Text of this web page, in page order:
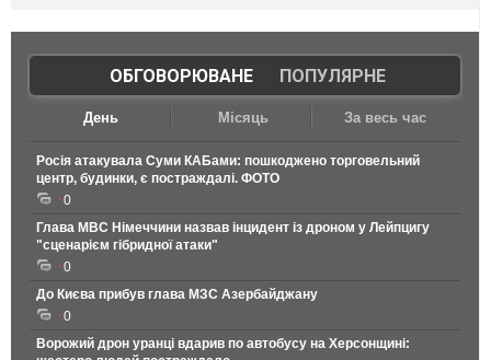
ОБГОВОРЮВАНЕ| ПОПУЛЯРНЕ
День Місяць За весь час
Росія атакувала Суми КАБами: пошкоджено торговельний
центр, будинки, є постраждалі. ФОТО
0
Глава МВС Німеччини назвав інцидент із дроном у Лейпцигу
"сценарієм гібридної атаки"
0
До Києва прибув глава МЗС Азербайджану
0
Ворожий дрон уранці вдарив по автобусу на Херсонщині: